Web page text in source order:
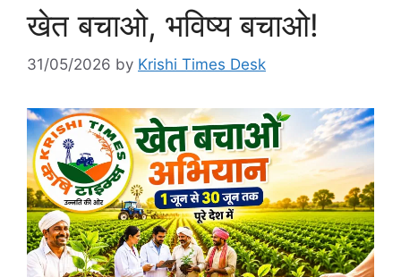
खेत बचाओ, भविष्य बचाओ!
31/05/2026 by Krishi Times Desk